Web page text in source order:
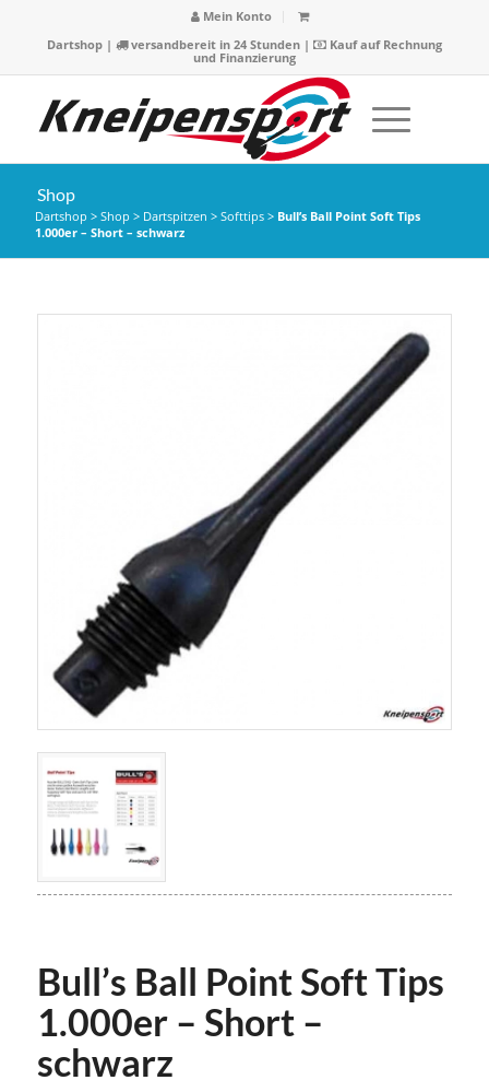
Mein Konto
Dartshop| versandbereit in 24 Stunden |
Kauf auf Rechnung
und Finanzierung
Shop
Dartshop > Shop > Dartspitzen > Softtips> Bull’s Ball Point Soft Tips
1.000er – Short – schwarz
Bull’s Ball Point Soft Tips
1.000er – Short –
schwarz